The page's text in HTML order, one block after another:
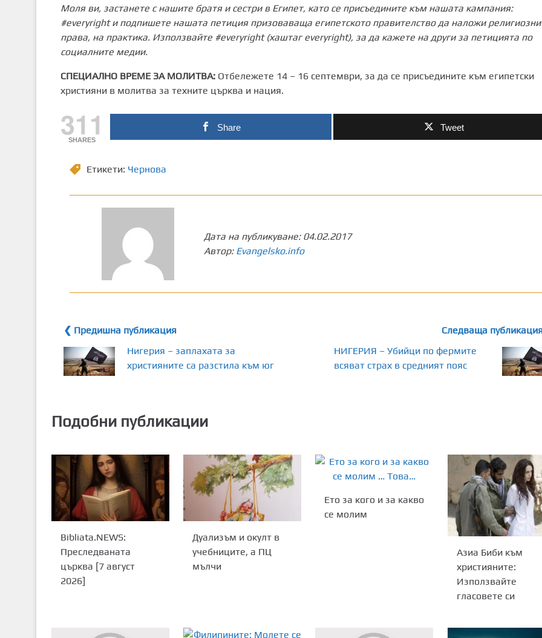
Моля ви, застанете с нашите братя и сестри в Египет, като се присъедините към нашата кампания:
#everyright и подпишете нашата петиция призоваваща египетското правителство да наложи
права, на практика. Използвайте #everyright (хаштаг everyright), за да кажете на други за петицията по
социалните медии.
СПЕЦИАЛНО ВРЕМЕ ЗА МОЛИТВА: Отбележете 14 – 16 септември, за да се присъедините към египетски
християни в молитва за техните църква и нация.
311
SHARES
Share Tweet
Етикети: Чернова
Дата на публикуване: 04.02.2017
Автор: Evangelsko.info
❮ Предишна публикация
Нигерия – заплахата за
християните са разстила към юг
Следваща
НИГЕРИЯ – Убийци по фермите
всяват страх в средният пояс
Подобни публикации
Bibliata.NEWS:
Преследваната
църква [7 август
2026]
Дуализъм и окулт в
учебниците, а ПЦ
мълчи
Ето за кого и за какво
се молим
Aзиа Биби към
християните:
Използвайте
гласовете си